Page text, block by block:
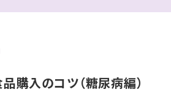
購入のコツ（糖尿病編）